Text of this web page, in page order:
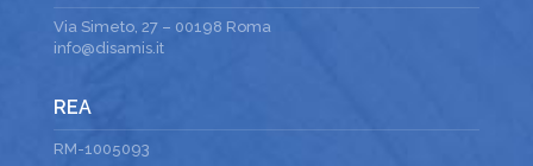
Via Simeto, 27 – 00198 Roma
info@disamis.it
REA
RM-1005093